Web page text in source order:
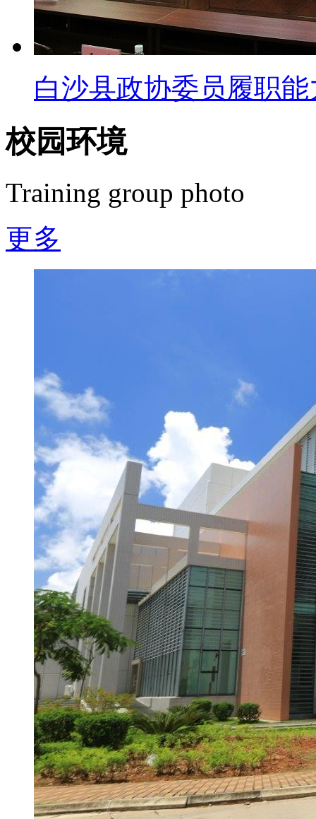
白沙县政协委员履职
校园环境
Training group photo
更多